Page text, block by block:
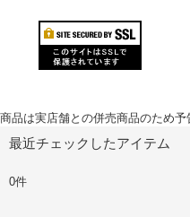
商品は実店舗との併売商品のため予
最近チェックしたアイテム
0件